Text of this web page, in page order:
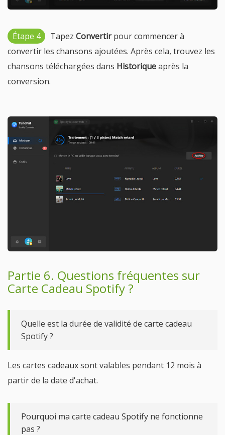
Étape 4 Tapez Convertirpour commencer à
convertir les chansons ajoutées. Après cela, trouvez les
chansons téléchargées dans Historiqueaprès la
conversion.
Partie 6. Questions fréquentes sur
Carte Cadeau Spotify ?
Quelle est la durée de validité de carte cadeau
Spotify ?
Les cartes cadeaux sont valables pendant 12 mois à
partir de la date d'achat.
Pourquoi ma carte cadeau Spotify ne fonctionne
pas ?